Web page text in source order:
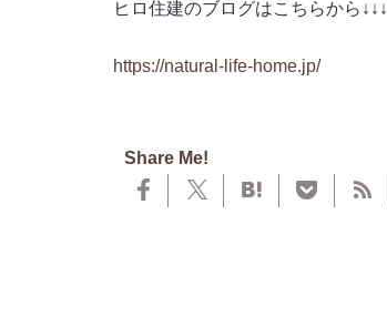
ヒロ住建のブログはこちらから↓↓↓
https://natural-life-home.jp/
Share Me!